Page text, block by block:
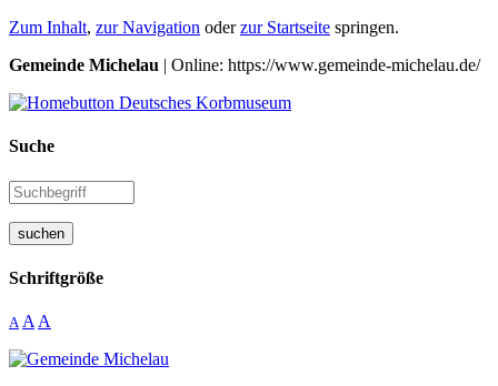
Zum Inhalt, zur Navigation oderzur Startseite springen.
Gemeinde Michelau | Online: https://www.gemeinde-michelau.de/
Suche
suchen
Schriftgröße
A A A